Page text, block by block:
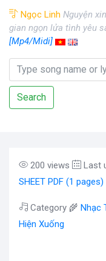
Ngọc Linh Nguyện
gian ngọn lửa tình yêu
[Mp4/Midi]
Search
200 views Last
SHEET PDF (1 pages)
Category 🌾 Nhạc
Hiện Xuống